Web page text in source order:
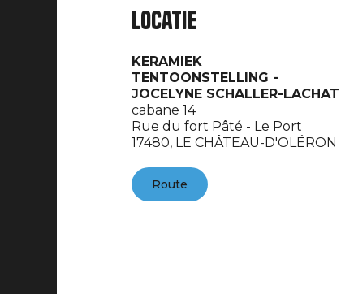
Locatie
KERAMIEK
TENTOONSTELLING -
JOCELYNE SCHALLER-LACHAT
cabane 14
Rue du fort Pâté - Le Port
17480, LE CHÂTEAU-D'OLÉRON
Route